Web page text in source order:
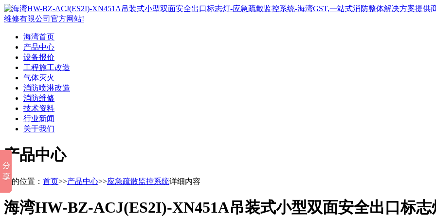
海湾首页
产品中心
设备报价
工程施工改造
气体灭火
消防喷淋改造
消防维修
技术资料
行业新闻
关于我们
产品中心
您的位置： 首页>>产品中心>>应急疏散监控系统详细内容
海湾HW-BZ-ACJ(ES2I)-XN451A吊装式小型双面安全出口标志